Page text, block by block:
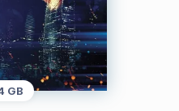
GB